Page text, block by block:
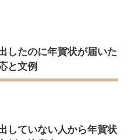
したのに年賀状が届いた
と文例
していない人から年賀状